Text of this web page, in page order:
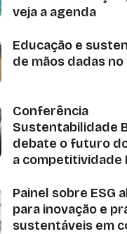
veja a agenda
Educação e
de mãos dadas no
Conferência
Sustentabilidade
debate o futuro
a competitividade
Painel sobre ESG
para inovação e
sustentáveis em